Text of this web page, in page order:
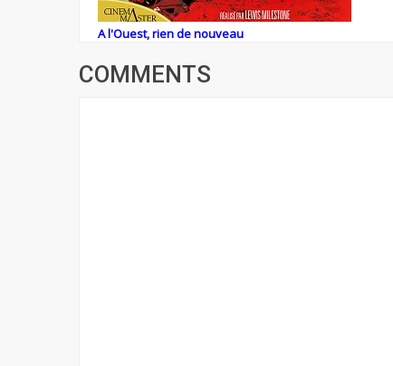
A l'Ouest, rien de nouveau
COMMENTS